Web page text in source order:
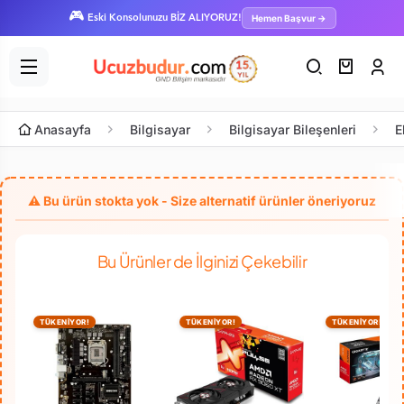
🎮 Eski Konsolunuzu BİZ ALIYORUZ! Hemen Başvur →
Anasayfa Bilgisayar Bilgisayar Bileşenleri
Bu Ürünler de İlginizi Çekebilir
TÜKENİYOR! TÜKENİYOR! TÜKENİYOR!